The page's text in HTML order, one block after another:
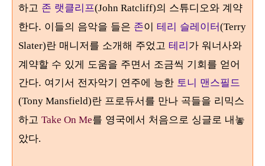
하고 존 랫클리프(John Ratcliff)의 스튜디오와 계약
한다. 이들의 음악을 들은 존이 테리 슬레이터(Terry
Slater)란 매니저를 소개해 주었고 테리가 워너사와
계약할 수 있게 도움을 주면서 조금씩 기회를 얻어
간다. 여기서 전자악기 연주에 능한 토니 맨스필드
(Tony Mansfield)란 프로듀서를 만나 곡들을 리믹스
하고 Take On Me를 영국에서 처음으로 싱글로 내놓
았다.